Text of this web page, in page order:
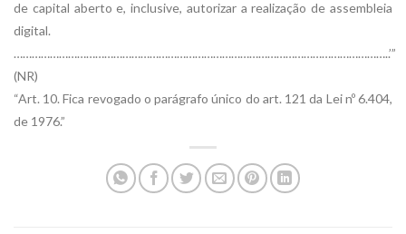
de capital aberto e, inclusive, autorizar a realização de assembleia
digital.
……………………………………………………………………………………………………………..’”
(NR)
“Art. 10. Fica revogado o parágrafo único do art. 121 da Lei nº 6.404,
de 1976.”